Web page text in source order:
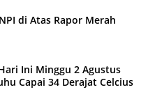
di Atas Rapor Merah
Ini Minggu 2 Agustus
Capai 34 Derajat Celcius